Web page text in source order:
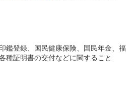
鑑登録、国民健康保険、国民年金、福
種証明書の交付などに関すること